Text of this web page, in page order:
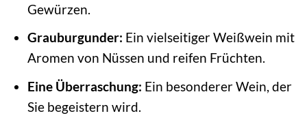
Gewürzen.
Grauburgunder: Ein vielseitiger Weißwein mit
Aromen von Nüssen und reifen Früchten.
Eine Überraschung: Ein besonderer Wein, der
Sie begeistern wird.